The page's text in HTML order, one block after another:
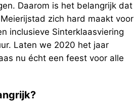
Daarom is het belangrijk dat
zich hard maakt voor
inclusieve Sinterklaasviering
Laten we 2020 het jaar
nu écht een feest voor alle